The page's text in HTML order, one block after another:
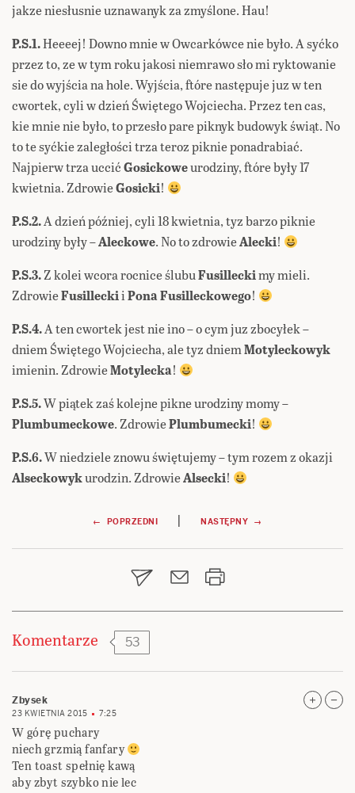
jakze niesłusnie uznawanyk za zmyślone. Hau!
P.S.1.Heeeej! Downo mnie w Owcarkówce nie było. A syćko
przez to, ze w tym roku jakosi niemrawo sło mi ryktowanie
sie do wyjścia na hole. Wyjścia, ftóre następuje juz w ten
cwortek, cyli w dzień Świętego Wojciecha. Przez ten cas,
kie mnie nie było, to przesło pare piknyk budowyk świąt. No
to te syćkie zaległości trza teroz piknie ponadrabiać.
Najpierw trza uccićGosickoweurodziny, ftóre były 17
kwietnia. ZdrowieGosicki!
P.S.2.A dzień później, cyli 18 kwietnia, tyz barzo piknie
urodziny były –Aleckowe. No to zdrowieAlecki!
P.S.3.Z kolei wcora rocnice ślubuFusilleckimy mieli.
ZdrowieFusilleckiiPona Fusilleckowego!
P.S.4.A ten cwortek jest nie ino – o cym juz zbocyłek –
dniem Świętego Wojciecha, ale tyz dniemMotyleckowyk
imienin. ZdrowieMotylecka!
P.S.5.W piątek zaś kolejne pikne urodziny momy –
Plumbumeckowe. ZdrowiePlumbumecki!
P.S.6.W niedziele znowu świętujemy – tym rozem z okazji
Alseckowykurodzin. ZdrowieAlsecki!
Nawigacja
wpisu
← POPRZEDNI | NASTĘPNY →
Komentarze 53
Zbysek
23 KWIETNIA 2015 7:25
W górę puchary
niech grzmią fanfary
Ten toast spełnię kawą
aby zbyt szybko nie lec